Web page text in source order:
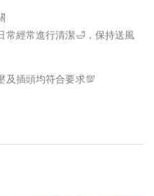
常經常進行清潔🛁，保持送風
及插頭均符合要求💯